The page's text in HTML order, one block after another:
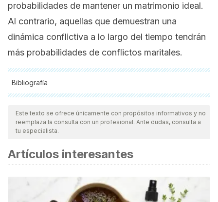
probabilidades de mantener un matrimonio ideal.
Al contrario, aquellas que demuestran una
dinámica conflictiva a lo largo del tiempo tendrán
más probabilidades de conflictos maritales.
Bibliografía
Todas las fuentes citadas fueron revisadas a profundidad por
nuestro equipo, para asegurar su calidad, confiabilidad,
vigencia y validez.La bibliografía de este artículo fue
científica.
“Relaciones de Pareja.”Kairós Gerontologia. Revista da
Faculdade de Ciências Humanas e Saúde. ISSN 2176-
18.20 (2015): 173–188.Kairós Gerontologia. Revista da
Este texto se ofrece únicamente con propósitos informativos y no
reemplaza la consulta con un profesional. Ante dudas, consulta a
tu especialista.
Artículos interesantes